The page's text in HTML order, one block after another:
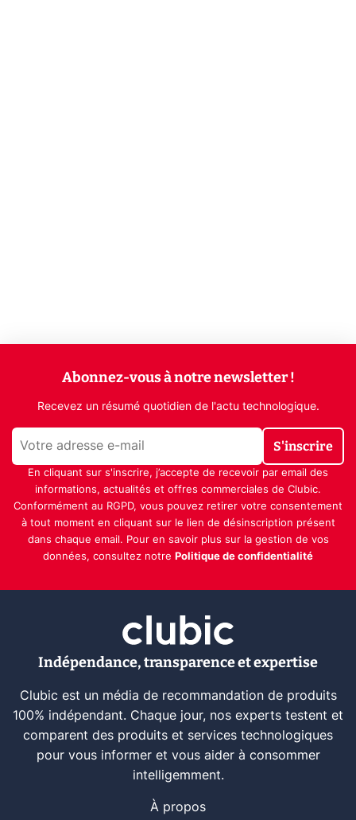
Abonnez-vous à notre newsletter !
Recevez un résumé quotidien de l'actu technologique.
S'inscrire
En cliquant sur s'inscrire, j’accepte de recevoir par email des
informations, actualités et offres commerciales de Clubic.
Conformément au RGPD, vous pouvez retirer votre consentement
à tout moment en cliquant sur le lien de désinscription présent
dans chaque email. Pour en savoir plus sur la gestion de vos
données, consultez notre Politique de confidentialité
Indépendance, transparence et expertise
Clubic est un média de recommandation de produits
100% indépendant. Chaque jour, nos experts testent et
comparent des produits et services technologiques
pour vous informer et vous aider à consommer
intelligemment.
À propos